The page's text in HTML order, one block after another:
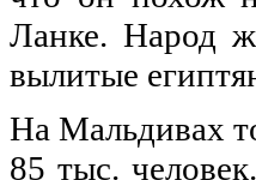
Ланке. Народ
вылитые
На Мальдивах
85 тыс.